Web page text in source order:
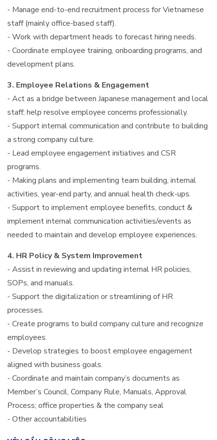
- Manage end-to-end recruitment process for Vietnamese
staff (mainly office-based staff).
- Work with department heads to forecast hiring needs.
- Coordinate employee training, onboarding programs, and
development plans.
3. Employee Relations & Engagement
- Act as a bridge between Japanese management and local
staff; help resolve employee concerns professionally.
- Support internal communication and contribute to building
a strong company culture.
- Lead employee engagement initiatives and CSR
programs.
- Making plans and implementing team building, internal
activities, year-end party, and annual health check-ups.
- Support to implement employee benefits, conduct &
implement internal communication activities/events as
needed to maintain and develop employee experiences.
4. HR Policy & System Improvement
- Assist in reviewing and updating internal HR policies,
SOPs, and manuals.
- Support the digitalization or streamlining of HR
processes.
- Create programs to build company culture and recognize
employees.
- Develop strategies to boost employee engagement
aligned with business goals.
- Coordinate and maintain company’s documents as
Member’s Council, Company Rule, Manuals, Approval
Process; office properties & the company seal
- Other accountabilities